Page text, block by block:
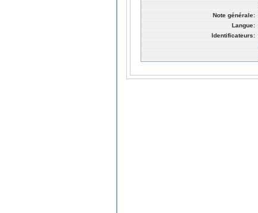
Note générale:
Langue:
Identificateurs: